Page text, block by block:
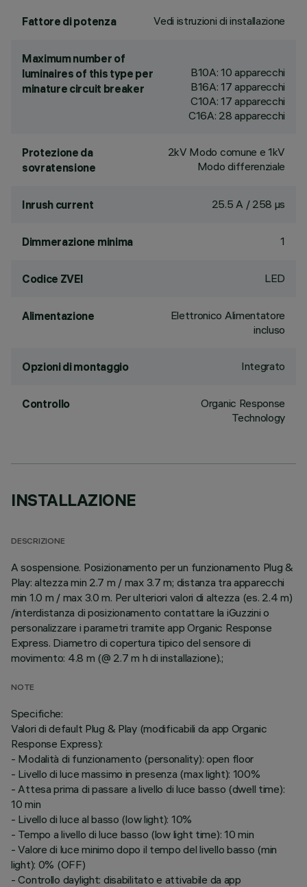
Fattore di potenza Vedi istruzioni di installazione
Maximum number of
luminaires of this type per
minature circuit breaker
B10A: 10 apparecchi
B16A: 17 apparecchi
C10A: 17 apparecchi
C16A: 28 apparecchi
Protezione da
sovratensione
2kV Modo comune e 1kV
Modo differenziale
Inrush current 25.5 A / 258 µs
Dimmerazione minima 1
Codice ZVEI LED
Alimentazione
Elettronico Alimentatore
incluso
Opzioni di montaggio Integrato
Controllo
Organic Response
Technology
INSTALLAZIONE
DESCRIZIONE
A sospensione. Posizionamento per un funzionamento Plug &
Play: altezza min 2.7 m / max 3.7 m; distanza tra apparecchi
min 1.0 m / max 3.0 m. Per ulteriori valori di altezza (es. 2.4 m)
/interdistanza di posizionamento contattare la iGuzzini o
personalizzare i parametri tramite app Organic Response
Express. Diametro di copertura tipico del sensore di
movimento: 4.8 m (@ 2.7 m h di installazione).;
NOTE
Specifiche:
Valori di default Plug & Play (modificabili da app Organic
Response Express):
- Modalità di funzionamento (personality): open floor
- Livello di luce massimo in presenza (max light): 100%
- Attesa prima di passare a livello di luce basso (dwell time):
10 min
- Livello di luce al basso (low light): 10%
- Tempo a livello di luce basso (low light time): 10 min
- Valore di luce minimo dopo il tempo del livello basso (min
light): 0% (OFF)
- Controllo daylight: disabilitato e attivabile da app